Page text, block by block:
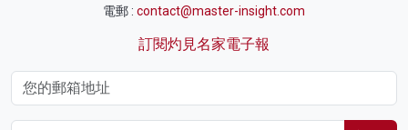
電郵 : contact@master-insight.com
訂閱灼見名家電子報